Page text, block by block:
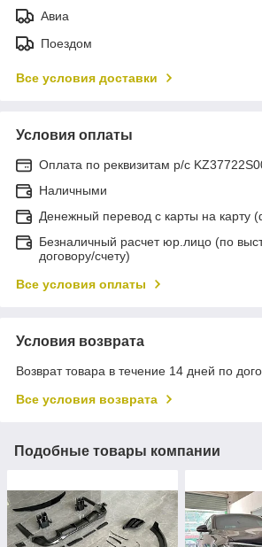
Авиа
Поездом
Все условия доставки
Условия оплаты
Оплата по реквизитам р/с
Наличными
Денежный перевод с карты на карту
Безналичный расчет юр.лицо (по
договору/счету)
Все условия оплаты
Условия возврата
Возврат товара в течение 14 дней по
Все условия возврата
Подобные товары компании